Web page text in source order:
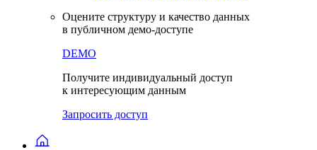
Оцените структуру и качество данных
в публичном демо-доступе
DEMO
Получите индивидуальный доступ
к интересующим данным
Запросить доступ